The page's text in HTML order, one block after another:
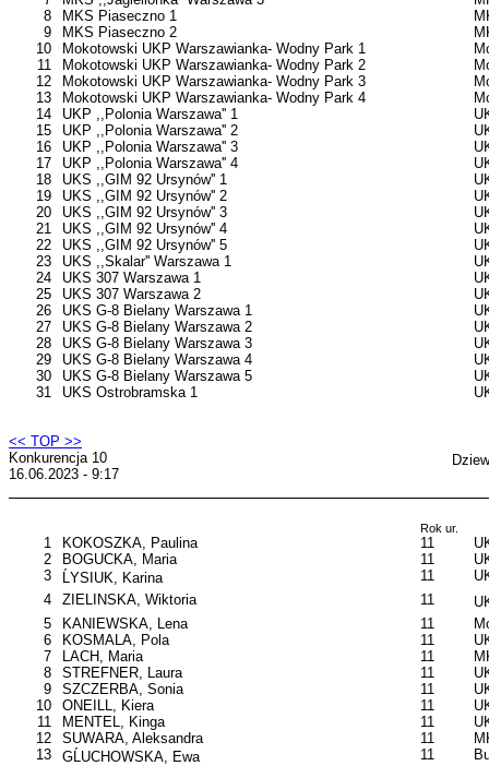
8
MKS Piaseczno 1
9
MKS Piaseczno 2
10
Mokotowski UKP Warszawianka- Wodny Park 1
11
Mokotowski UKP Warszawianka- Wodny Park 2
12
Mokotowski UKP Warszawianka- Wodny Park 3
13
Mokotowski UKP Warszawianka- Wodny Park 4
14
UKP ,,Polonia Warszawa'' 1
15
UKP ,,Polonia Warszawa'' 2
16
UKP ,,Polonia Warszawa'' 3
17
UKP ,,Polonia Warszawa'' 4
18
UKS ,,GIM 92 Ursynów'' 1
19
UKS ,,GIM 92 Ursynów'' 2
20
UKS ,,GIM 92 Ursynów'' 3
21
UKS ,,GIM 92 Ursynów'' 4
22
UKS ,,GIM 92 Ursynów'' 5
23
UKS ,,Skalar'' Warszawa 1
24
UKS 307 Warszawa 1
25
UKS 307 Warszawa 2
26
UKS G-8 Bielany Warszawa 1
27
UKS G-8 Bielany Warszawa 2
28
UKS G-8 Bielany Warszawa 3
29
UKS G-8 Bielany Warszawa 4
30
UKS G-8 Bielany Warszawa 5
31
UKS Ostrobramska 1
<< TOP >>
Konkurencja 10
16.06.2023 - 9:17
Rok ur.
1 KOKOSZKA, Paulina 11
2
BOGUCKA, Maria 11
3
ĹYSIUK, Karina 11
4
ZIELINSKA, Wiktoria 11
5
KANIEWSKA, Lena 11
6
KOSMALA, Pola 11
7
LACH, Maria 11
8
STREFNER, Laura 11
9
SZCZERBA, Sonia 11
10
ONEILL, Kiera 11
11
MENTEL, Kinga 11
12
SUWARA, Aleksandra 11
13
GĹUCHOWSKA, Ewa 11